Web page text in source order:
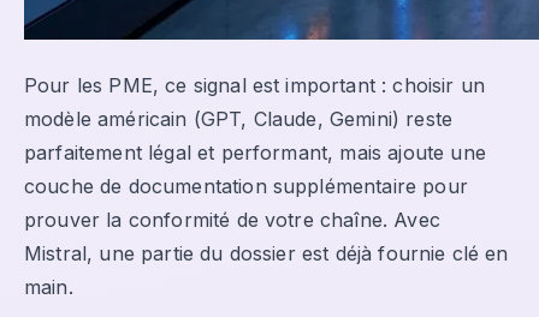
Pour les PME, ce signal est important : choisir un
modèle américain (GPT, Claude, Gemini) reste
parfaitement légal et performant, mais ajoute une
couche de documentation supplémentaire pour
prouver la conformité de votre chaîne. Avec
Mistral, une partie du dossier est déjà fournie clé en
main.